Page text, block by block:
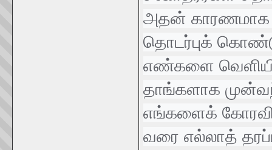
அதன் காரணமாக
தொடர்புக்
எண்களை
தாங்களாக
எங்களைக்
வரை எல்லாத்